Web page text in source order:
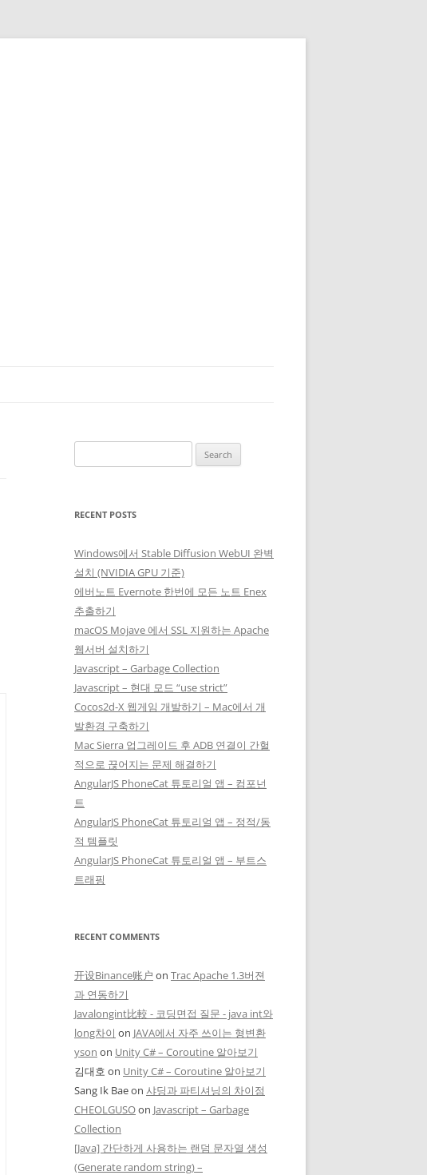
for:
RECENT POSTS
Windows에서 Stable Diffusion WebUI 완벽
설치 (NVIDIA GPU 기준)
에버노트 Evernote 한번에 모든 노트 Enex
추출하기
macOS Mojave 에서 SSL 지원하는 Apache
웹서버 설치하기
Javascript – Garbage Collection
Javascript – 현대 모드 “use strict”
Cocos2d-X 웹게임 개발하기 – Mac에서 개
발환경 구축하기
Mac Sierra 업그레이드 후 ADB 연결이 간헐
적으로 끊어지는 문제 해결하기
AngularJS PhoneCat 튜토리얼 앱 – 컴포넌
트
AngularJS PhoneCat 튜토리얼 앱 – 정적/동
적 템플릿
AngularJS PhoneCat 튜토리얼 앱 – 부트스
트래핑
RECENT COMMENTS
开设Binance账户 on Trac Apache 1.3버젼
과 연동하기
Javalongint比較 - 코딩면접 질문 - java int와
long차이 on JAVA에서 자주 쓰이는 형변환
yson on Unity C# – Coroutine 알아보기
김대호 on Unity C# – Coroutine 알아보기
Sang Ik Baeon 샤딩과 파티셔닝의 차이점
CHEOLGUSOon Javascript – Garbage
Collection
[Java] 간단하게 사용하는 랜덤 문자열 생성
(Generate random string) –